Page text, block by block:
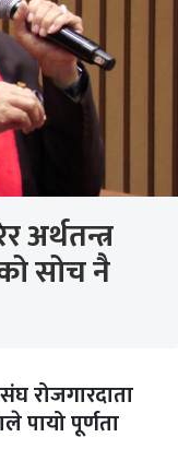
अर्थतन्त्र
सोच नै
रोजगारदाता
पायो पूर्णता